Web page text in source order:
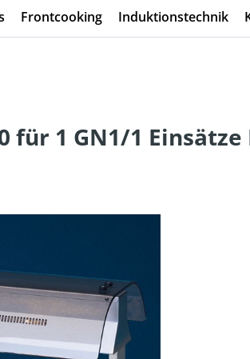
Frontcooking Induktionstechnik
für 1 GN1/1